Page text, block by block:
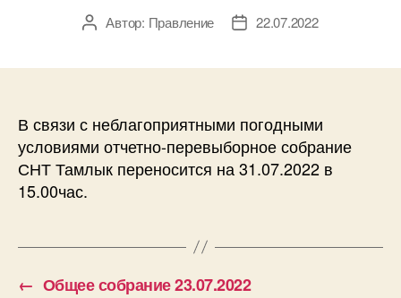
АвторАвтор: Правление
Дата22.07.2022
В связи с неблагоприятными погодными
условиями отчетно-перевыборное собрание
СНТ Тамлык переносится на 31.07.2022 в
15.00час.
← Общее собрание 23.07.2022